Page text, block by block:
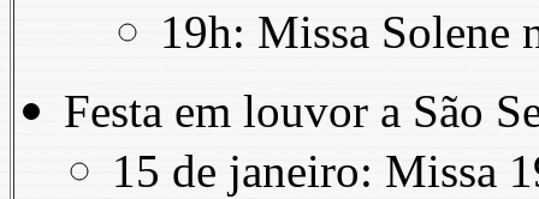
19h: Missa Solene
Festa em louvor a São
15 de janeiro: Missa